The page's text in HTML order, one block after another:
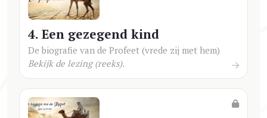
4. Een gezegend kind
De biografie van de Profeet (vrede zij met hem)
Bekijk de lezing (reeks).